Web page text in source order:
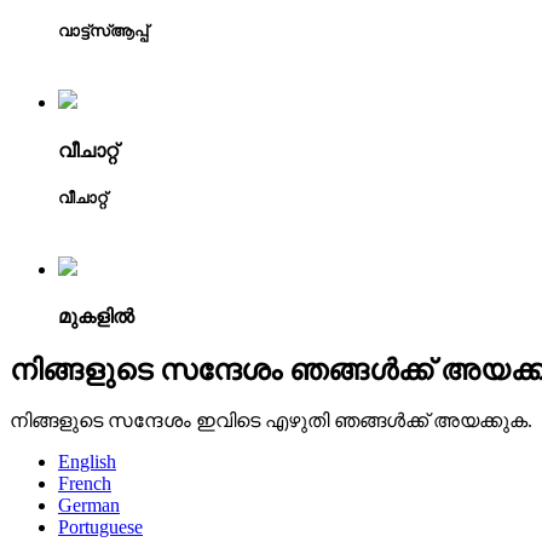
വാട്ട്‌സ്ആപ്പ്
വീചാറ്റ്
വീചാറ്റ്
മുകളിൽ
നിങ്ങളുടെ സന്ദേശം ഞങ്ങൾക്ക്
നിങ്ങളുടെ സന്ദേശം ഇവിടെ എഴുതി ഞങ്ങൾക്ക് അയക്കുക.
English
French
German
Portuguese